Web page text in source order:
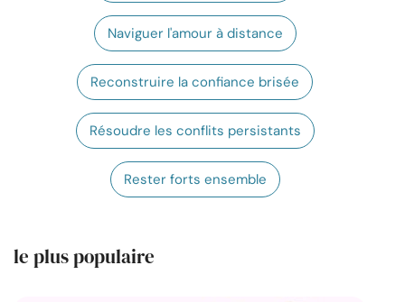
Ressources
Communauté
Trouver un thérapeute
nous
Naviguer l'amour à distance
Reconstruire la confiance brisée
Résoudre les conflits persistants
Rester forts ensemble
le plus populaire